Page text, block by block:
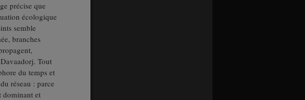
précise que
écologique
semble
branches
Tout
du temps et
réseau : parce
dominant et